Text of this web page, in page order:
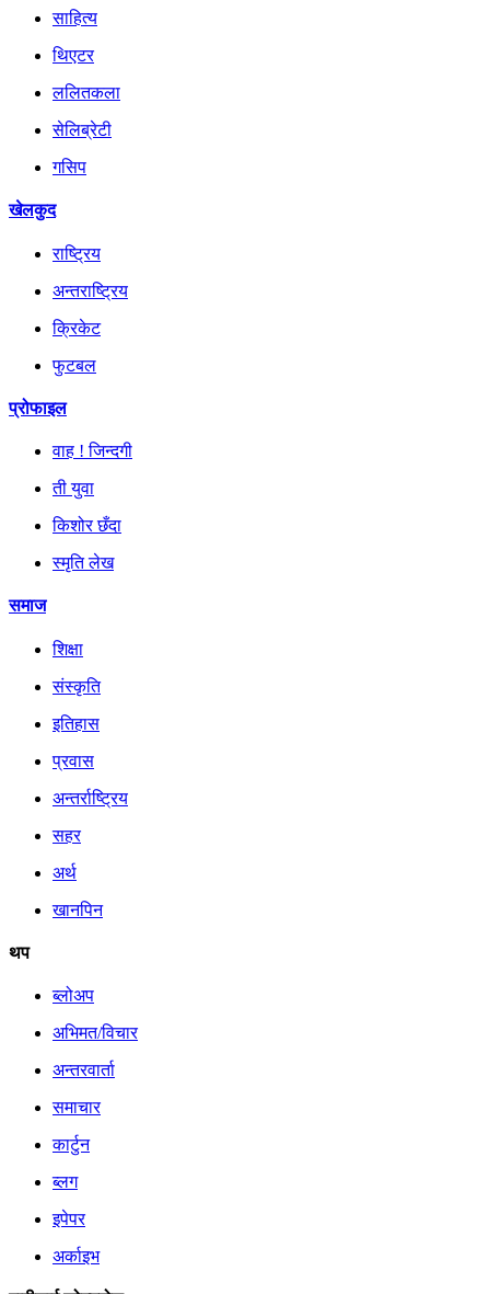
साहित्य
थिएटर
ललितकला
सेलिब्रेटी
गसिप
खेलकुद
राष्ट्रिय
अन्तराष्ट्रिय
क्रिकेट
फुटबल
प्रोफाइल
वाह ! जिन्दगी
ती युवा
किशोर छँदा
स्मृति लेख
समाज
शिक्षा
संस्कृति
इतिहास
प्रवास
अन्तर्राष्ट्रिय
सहर
अर्थ
खानपिन
थप
ब्लोअप
अभिमत/विचार
अन्तरवार्ता
समाचार
कार्टुन
ब्लग
इपेपर
अर्काइभ